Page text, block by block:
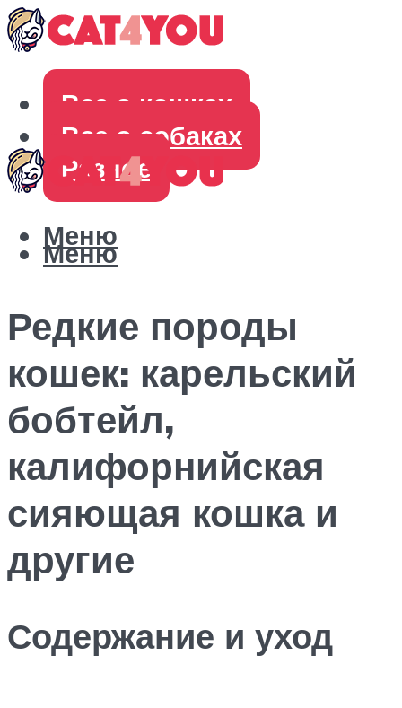
Все о кошках
Все о собаках
Разное
Меню
Меню
Редкие породы
кошек: карельский
бобтейл,
калифорнийская
сияющая кошка и
другие
Содержание и уход